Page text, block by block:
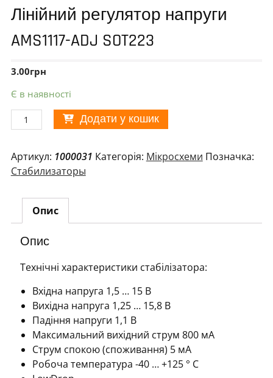
Лінійний регулятор напруги
AMS1117-ADJ SOT223
3.00грн
Є в наявності
Лінійний
регулятор
AMS1117-
ADJ
кількість
Додати у кошик
Артикул: 1000031 Категорія: Мікросхеми Позначка:
Стабилизаторы
Опис
Опис
Технічні характеристики стабілізатора:
Вхідна напруга 1,5 … 15 В
Вихідна напруга 1,25 … 15,8 В
Падіння напруги 1,1 В
Максимальний вихідний струм 800 мА
Струм спокою (споживання) 5 мА
Робоча температура -40 … +125 ° C